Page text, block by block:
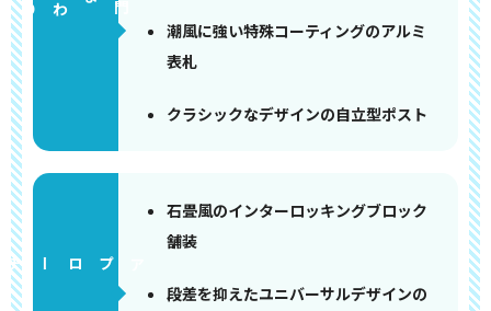
門まわり
潮風に強い特殊コーティングのアルミ
表札
クラシックなデザインの自立型ポスト
アプローチ
石畳風のインターロッキングブロック
舗装
段差を抑えたユニバーサルデザインの